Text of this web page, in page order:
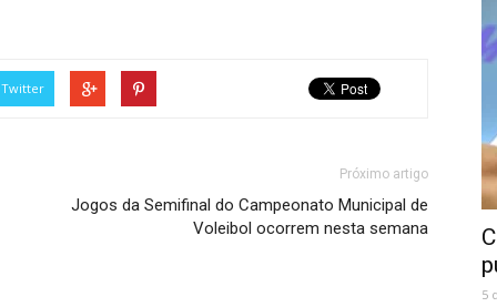
Twitter
Próximo artigo
Jogos da Semifinal do Campeonato Municipal de
Voleibol ocorrem nesta semana
5